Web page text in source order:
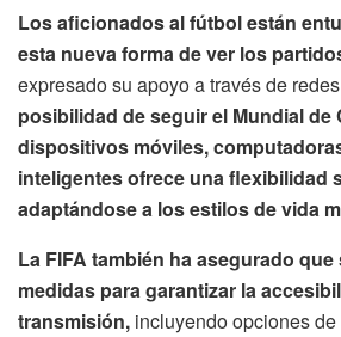
Los aficionados al fútbol están
esta nueva forma de ver los
expresado su apoyo a través de
posibilidad de seguir el Mundial de
dispositivos móviles,
inteligentes ofrece una flexibilidad
adaptándose a los estilos de vida
La FIFA también ha asegurado que
medidas para garantizar la
transmisión, incluyendo opciones